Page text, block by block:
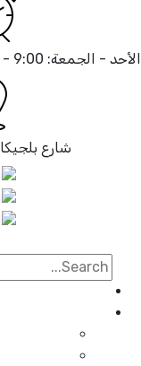
الأحد - الجمعة: 9:00 - 15:00
شارع بلجيكا